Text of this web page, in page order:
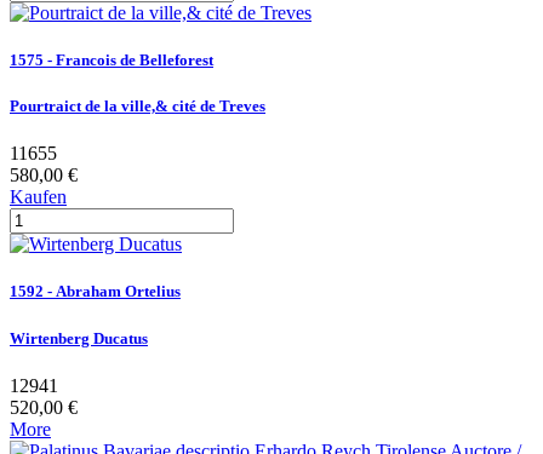
1575 - Francois de Belleforest
Pourtraict de la ville,& cité de Treves
11655
580,00 €
Kaufen
1592 - Abraham Ortelius
Wirtenberg Ducatus
12941
520,00 €
More